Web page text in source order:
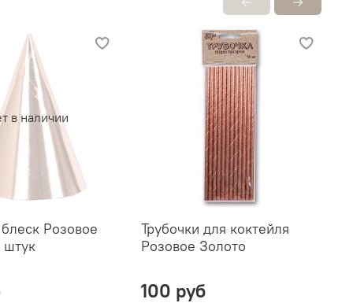
в наличии
Розовое
штук
Трубочки для коктейля
Розовое Золото
100 руб